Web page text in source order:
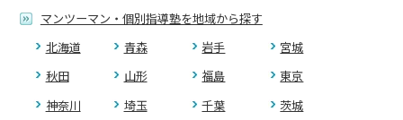
マンツーマン・個別指導塾を地域から探す
北海道
青森 岩手
宮城
秋田
山形 福島
東京
神奈川
埼玉 千葉
茨城